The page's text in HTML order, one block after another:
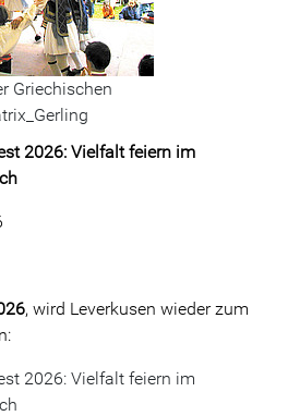
Griechischen
2026: Vielfalt feiern im
, wird Leverkusen wieder zum
2026: Vielfalt feiern im